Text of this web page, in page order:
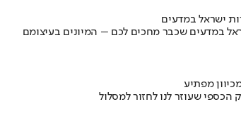
ישראל במדעים
במדעים שכבר מחכים לכם – המיונים בעיצומם
מפתיע
שעוזר לנו לחזור למסלול